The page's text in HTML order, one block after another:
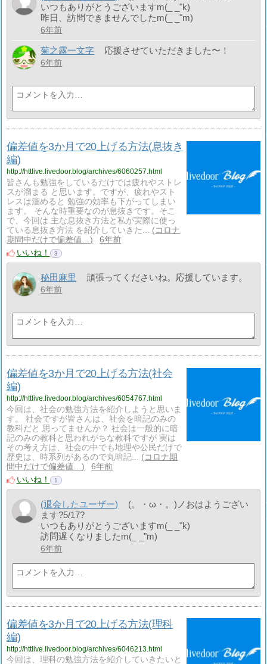
いつもありがとうございますm(_ _"k)
昨日、訪問できませんでしたm(_ _"m)
6年前
菊之露一文字 応援させていただきました〜！
6年前
偏差値を3か月で20上げる方法(息抜き
編)
http://httlive.livedoor.blog/archives/6060257.html
皆さんも勉強をしているだけでは疲れやストレ
スが溜まる と思います。ですが、疲れやスト
レスは溜めると 勉強の効率も下がってしまい
ます。 そんな時重要なのが息抜きです。そこ
で、今回は 主な息抜き方法と私が実際に使っ
ている息抜き方法 を紹介していきた...
コロナ
期間中だけで偏差値…
6年前
いいね！
3
秘田麻里 頑張ってくださいね。応援しています。
6年前
偏差値を3か月で20上げる方法(社会
編)
http://httlive.livedoor.blog/archives/6054767.html
今回は、社会の勉強方法を紹介しようと思いま
す。 社会ですが皆さんは、社会を暗記のみの
教科だと 思ってませんか？ 社会は一般的に暗
記のみの教科と思われがちな教科ですが 実は
その考え方は、社会の中でも地理や公民だけで
歴史は、時系列があるので丸暗記...
コロナ期
間中だけで偏差値…
6年前
いいね！
1
(退会したユーザー)
(。・ω・。)ノおはようござい
ます?5/17?
いつもありがとうございますm(_ _"k)
訪問遅くなりましたm(_ _"m)
6年前
偏差値を3か月で20上げる方法(理科
編)
http://httlive.livedoor.blog/archives/6046213.html
今回は、理科の勉強方法を紹介していきたいと